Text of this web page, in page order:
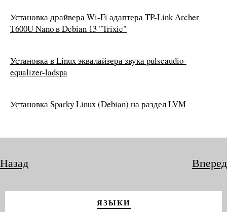
Установка драйвера Wi-Fi адаптера TP-Link Archer
T600U Nano в Debian 13 "Trixie"
Установка в Linux эквалайзера звука pulseaudio-
equalizer-ladspa
Установка Sparky Linux (Debian) на раздел LVM
Назад Вперед
ЯЗЫКИ